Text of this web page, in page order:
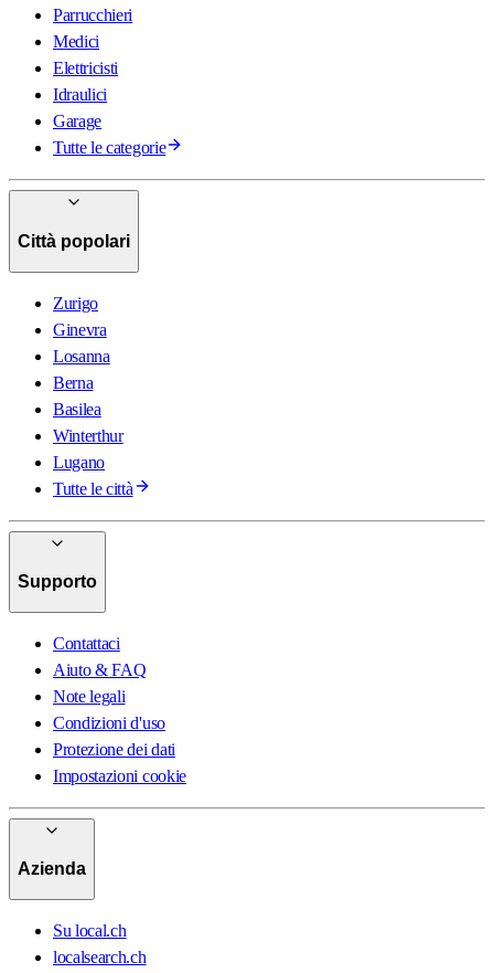
Parrucchieri
Medici
Elettricisti
Idraulici
Garage
Tutte le categorie
Città popolari
Zurigo
Ginevra
Losanna
Berna
Basilea
Winterthur
Lugano
Tutte le città
Supporto
Contattaci
Aiuto & FAQ
Note legali
Condizioni d'uso
Protezione dei dati
Impostazioni cookie
Azienda
Su local.ch
localsearch.ch